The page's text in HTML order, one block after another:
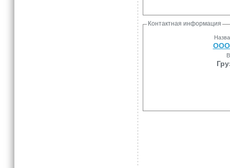
Контактная информация